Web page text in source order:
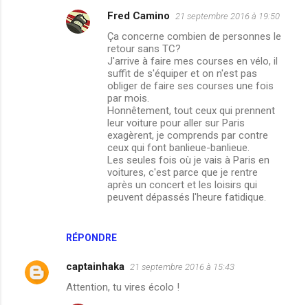
RÉPONDRE
Fred Camino 21 septembre 2016 à 19:50
Ça concerne combien de personnes le
retour sans TC?
J'arrive à faire mes courses en vélo, il
suffit de s'équiper et on n'est pas
obliger de faire ses courses une fois
par mois.
Honnêtement, tout ceux qui prennent
leur voiture pour aller sur Paris
exagèrent, je comprends par contre
ceux qui font banlieue-banlieue.
Les seules fois où je vais à Paris en
voitures, c'est parce que je rentre
après un concert et les loisirs qui
peuvent dépassés l'heure fatidique.
captainhaka 21 septembre 2016 à 15:43
Attention, tu vires écolo !